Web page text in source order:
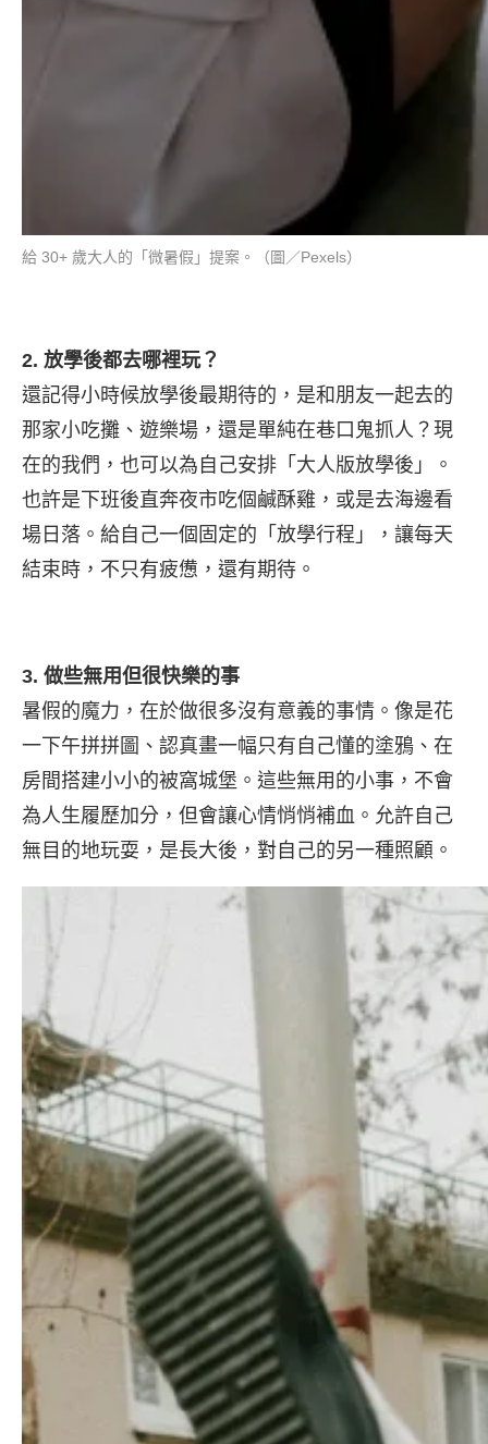
給 30+ 歲大人的「微暑假」提案。（圖／Pexels）
2. 放學後都去哪裡玩？
還記得小時候放學後最期待的，是和朋友一起去的
那家小吃攤、遊樂場，還是單純在巷口鬼抓人？現
在的我們，也可以為自己安排「大人版放學後」。
也許是下班後直奔夜市吃個鹹酥雞，或是去海邊看
場日落。給自己一個固定的「放學行程」，讓每天
結束時，不只有疲憊，還有期待。
3. 做些無用但很快樂的事
暑假的魔力，在於做很多沒有意義的事情。像是花
一下午拼拼圖、認真畫一幅只有自己懂的塗鴉、在
房間搭建小小的被窩城堡。這些無用的小事，不會
為人生履歷加分，但會讓心情悄悄補血。允許自己
無目的地玩耍，是長大後，對自己的另一種照顧。